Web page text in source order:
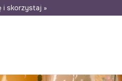
30 dni na zwrot
i skorzystaj »